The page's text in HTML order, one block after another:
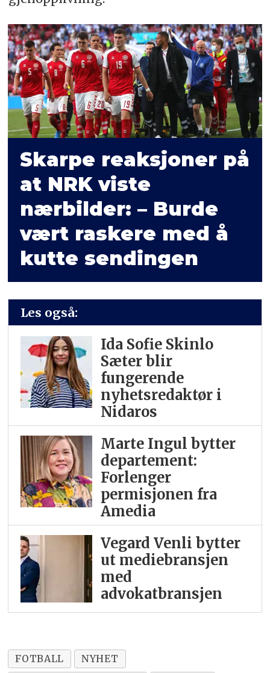
Skarpe reaksjoner på
at NRK viste
nærbilder: – Burde
vært raskere med å
kutte sendingen
Les også:
Ida Sofie Skinlo
Sæter blir
fungerende
nyhetsredaktør i
Nidaros
Marte Ingul bytter
departement:
Forlenger
permisjonen fra
Amedia
Vegard Venli bytter
ut mediebransjen
med
advokatbransjen
FOTBALL
NYHET